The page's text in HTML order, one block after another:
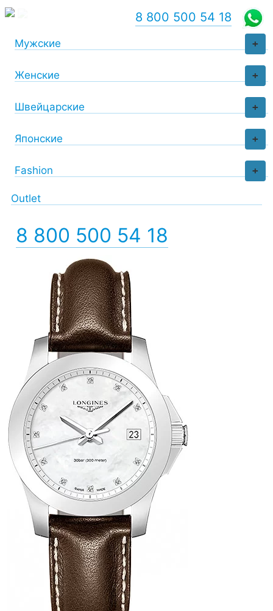
+
Мужские
+
Женские
+
Швейцарские
+
Японские
+
Fashion
Outlet
8 800 500 54 18
8 800 500 54 18